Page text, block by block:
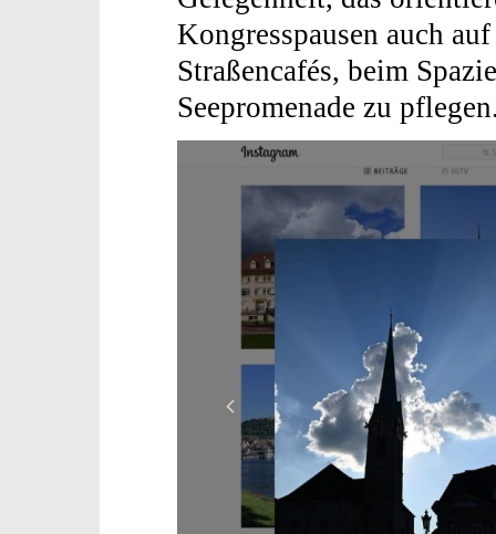
Kongresspausen auch
Straßencafés, beim
Seepromenade zu